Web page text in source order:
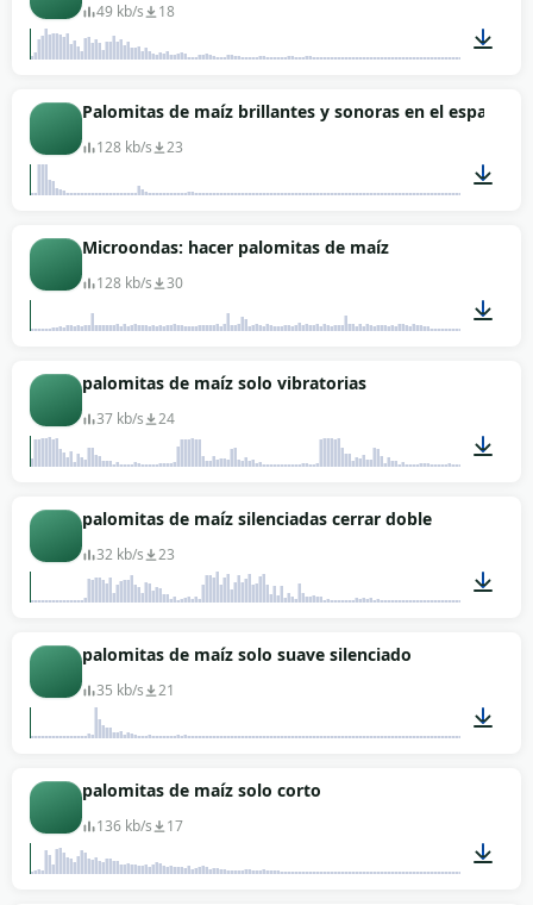
49 kb/s 18
00:01
Palomitas de maíz brillantes y sonoras en el espacio.
128 kb/s 23
Microondas: hacer palomitas de maíz
128 kb/s 30
palomitas de maíz solo vibratorias
37 kb/s 24
palomitas de maíz silenciadas cerrar doble
32 kb/s 23
palomitas de maíz solo suave silenciado
35 kb/s 21
palomitas de maíz solo corto
136 kb/s 17